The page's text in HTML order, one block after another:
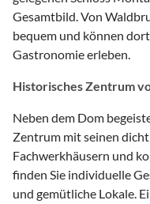
Gesamtbild. Von
bequem und können
Gastronomie erleben.
Historisches Zentrum
Neben dem Dom
Zentrum mit seinen
Fachwerkhäusern und
finden Sie individuelle
und gemütliche Lokale.